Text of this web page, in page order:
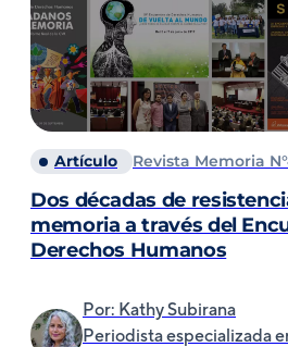
Artículo Revista Memoria
Dos décadas de
memoria a través del
Derechos Humanos
Por: Kathy Subirana
Periodista especializada